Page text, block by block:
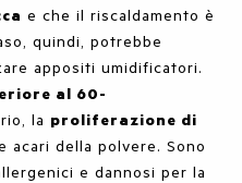
e che il riscaldamento è
quindi, potrebbe
appositi umidificatori.
al 60-
la proliferazione di
acari della polvere. Sono
e dannosi per la